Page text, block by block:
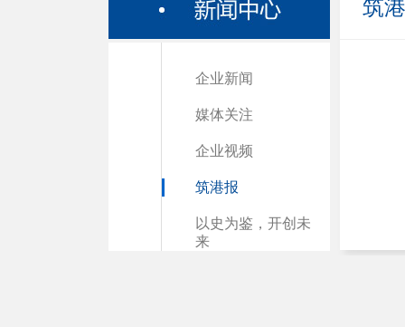
企业新闻
媒体关注
企业视频
筑港报
以史为鉴，开创未
来
筑